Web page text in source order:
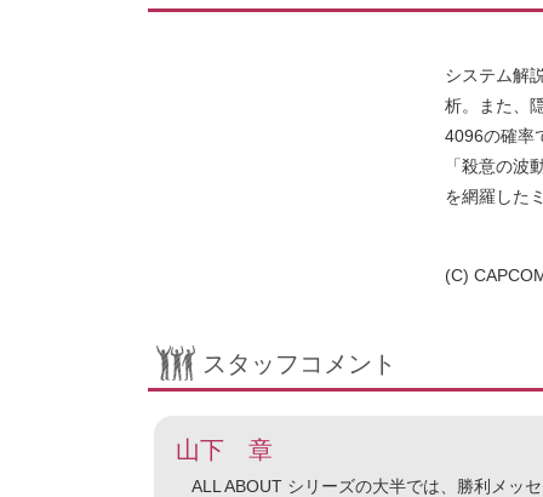
システム解
析。また、
4096の確率
「殺意の波
を網羅した
(C)
スタッフコメント
山下 章
ALL ABOUT シリーズの大半では、勝利メッ